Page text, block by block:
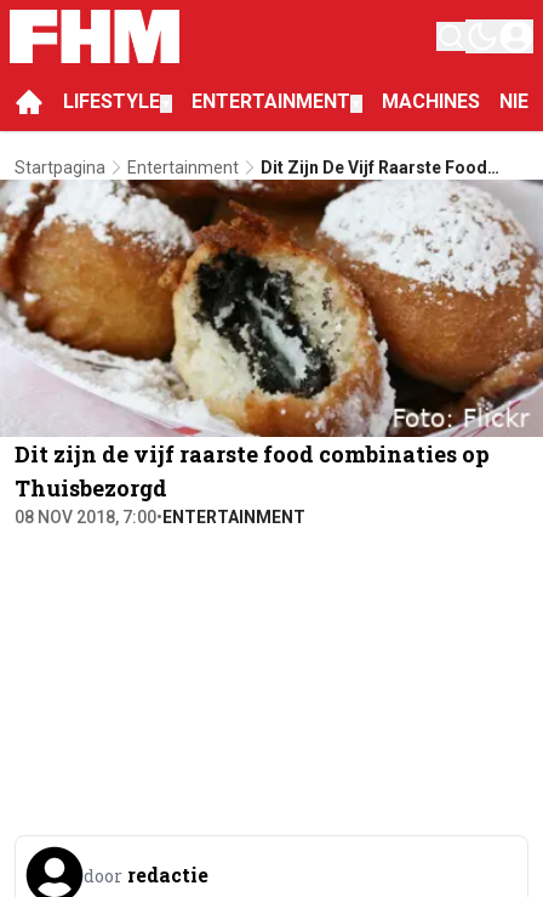
LIFESTYLE ENTERTAINMENT MACHINES
Startpagina Entertainment
Dit Zijn De Vijf Raarste Food
Combinaties Op Thuisbezorgd
Dit zijn de vijf raarste food combinaties op
Thuisbezorgd
08 NOV 2018, 7:00• ENTERTAINMENT
door redactie